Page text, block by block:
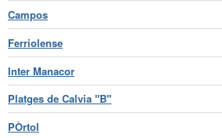
Campos
Ferriolense
Inter Manacor
Platges de Calvia "B"
PÒrtol